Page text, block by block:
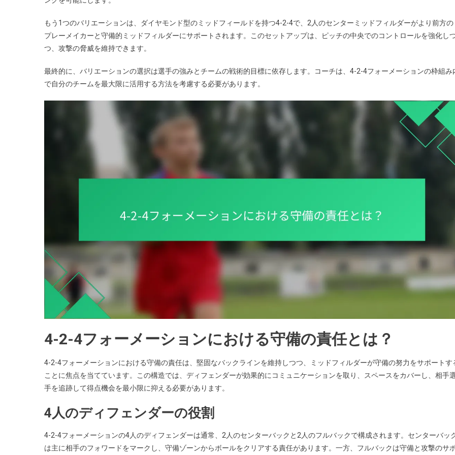
もう1つのバリエーションは、ダイヤモンド型のミッドフィールドを持つ4-2-4で、2人のセンターミッドフィルダーがより前方の
プレーメイカーと守備的ミッドフィルダーにサポートされます。このセットアップは、ピッチの中央でのコントロールを強化し
つ、攻撃の脅威を維持できます。
最終的に、バリエーションの選択は選手の強みとチームの戦術的目標に依存します。コーチは、4-2-4フォーメーションの枠組み
で自分のチームを最大限に活用する方法を考慮する必要があります。
4-2-4フォーメーションにおける守備の責任とは？
4-2-4フォーメーションにおける守備の責任は、堅固なバックラインを維持しつつ、ミッドフィルダーが守備の努力をサポートす
ことに焦点を当てています。この構造では、ディフェンダーが効果的にコミュニケーションを取り、スペースをカバーし、相手
手を追跡して得点機会を最小限に抑える必要があります。
4人のディフェンダーの役割
4-2-4フォーメーションの4人のディフェンダーは通常、2人のセンターバックと2人のフルバックで構成されます。センターバッ
は主に相手のフォワードをマークし、守備ゾーンからボールをクリアする責任があります。一方、フルバックは守備と攻撃のサ